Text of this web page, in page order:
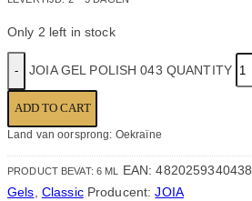
Only 2 left in stock
JOIA GEL POLISH 043 QUANTITY
ADD TO CART
Land van oorsprong: Oekraïne
PRODUCT BEVAT: 6 ML EAN:4820259340438
Gels Classic Producent:JOIA